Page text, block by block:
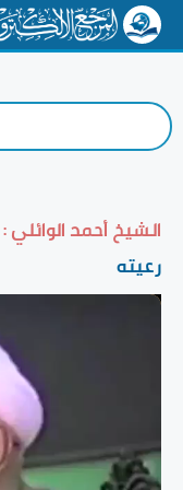
الشيخ أحمد الوائلي :
رعيته